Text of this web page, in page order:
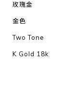
玫瑰金
金色
Two Tone
K Gold 18k